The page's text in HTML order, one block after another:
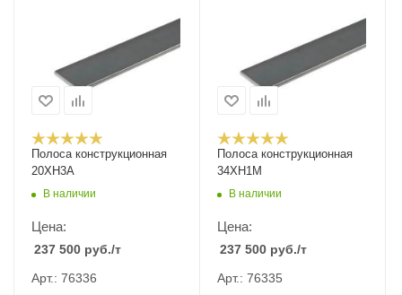
Полоса конструкционная
20ХН3А
В наличии
Цена:
237 500 руб./т
Арт.: 76336
Полоса конструкционная
34ХН1М
В наличии
Цена:
237 500 руб./т
Арт.: 76335